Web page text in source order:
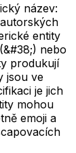
název:
entity
nebo
produkují
jsou ve
je jich
mohou
emoji a